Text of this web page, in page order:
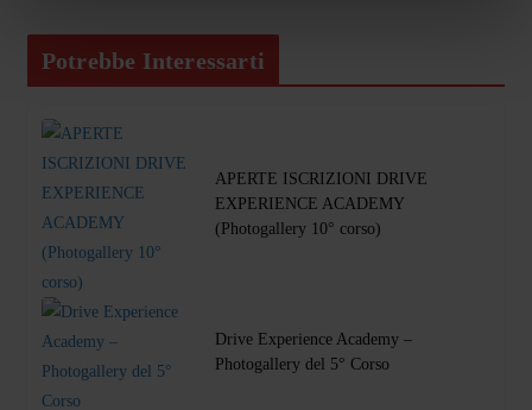
Potrebbe Interessarti
APERTE ISCRIZIONI DRIVE
EXPERIENCE ACADEMY
(Photogallery 10° corso)
Drive Experience Academy –
Photogallery del 5° Corso